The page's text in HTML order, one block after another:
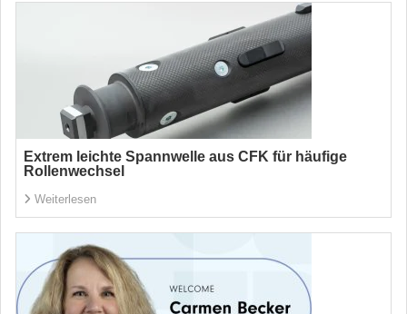
Extrem leichte Spannwelle aus CFK für häufige
Rollenwechsel
Weiterlesen